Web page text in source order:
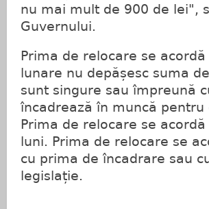
nu mai mult de 900 de lei",
Guvernului.
Prima de relocare se
lunare nu depășesc suma
sunt singure sau împreună
încadrează în muncă
Prima de relocare se
luni. Prima de relocare se
cu prima de încadrare sau
legislație.